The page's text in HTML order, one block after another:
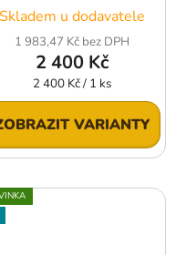
Skladem u dodavatele
1 983,47 Kč bez DPH
2 400 Kč
Měrná
cena:
2 400 Kč / 1 ks
VARIANTY